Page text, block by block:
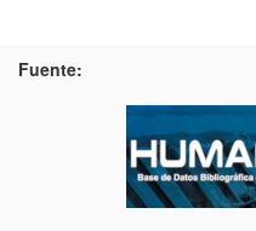
Fuente: